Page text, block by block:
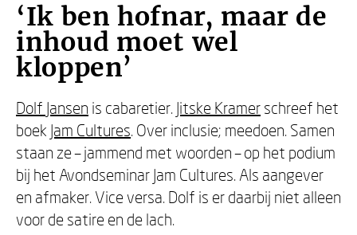
‘Ik ben hofnar, maar de
inhoud moet wel
kloppen’
Dolf Jansen is cabaretier. Jitske Kramer schreef het
boek Jam Cultures. Over inclusie; meedoen. Samen
staan ze – jammend met woorden – op het podium
bij het Avondseminar Jam Cultures. Als aangever
en afmaker. Vice versa. Dolf is er daarbij niet alleen
voor de satire en de lach.